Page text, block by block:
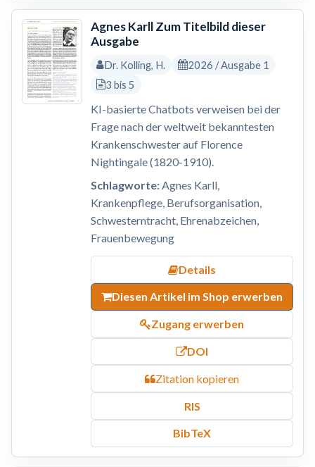
Agnes Karll Zum Titelbild dieser
Ausgabe
Dr. Kolling, H.
2026 / Ausgabe 1
3 bis 5
KI-basierte Chatbots verweisen bei der
Frage nach der weltweit bekanntesten
Krankenschwester auf Florence
Nightingale (1820-1910).
Schlagworte:Agnes Karll,
Krankenpflege, Berufsorganisation,
Schwesterntracht, Ehrenabzeichen,
Frauenbewegung
Details
Diesen Artikel im Shop erwerben
Zugang erwerben
DOI
Zitation kopieren
RIS
BibTeX